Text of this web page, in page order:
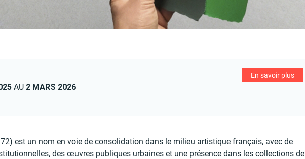
AU 2 MARS 2026
En savoir plus
est un nom en voie de consolidation dans le milieu artistique français, avec de
des œuvres publiques urbaines et une présence dans les collections de